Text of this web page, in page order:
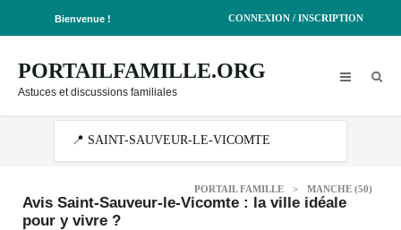
Bienvenue ! CONNEXION / INSCRIPTION
PORTAILFAMILLE.ORG
Astuces et discussions familiales
PORTAIL FAMILLE > MANCHE (50)
Avis Saint-Sauveur-le-Vicomte : la ville idéale
pour y vivre ?